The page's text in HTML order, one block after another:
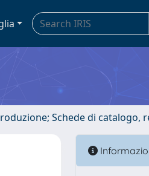
Schede di catalogo,